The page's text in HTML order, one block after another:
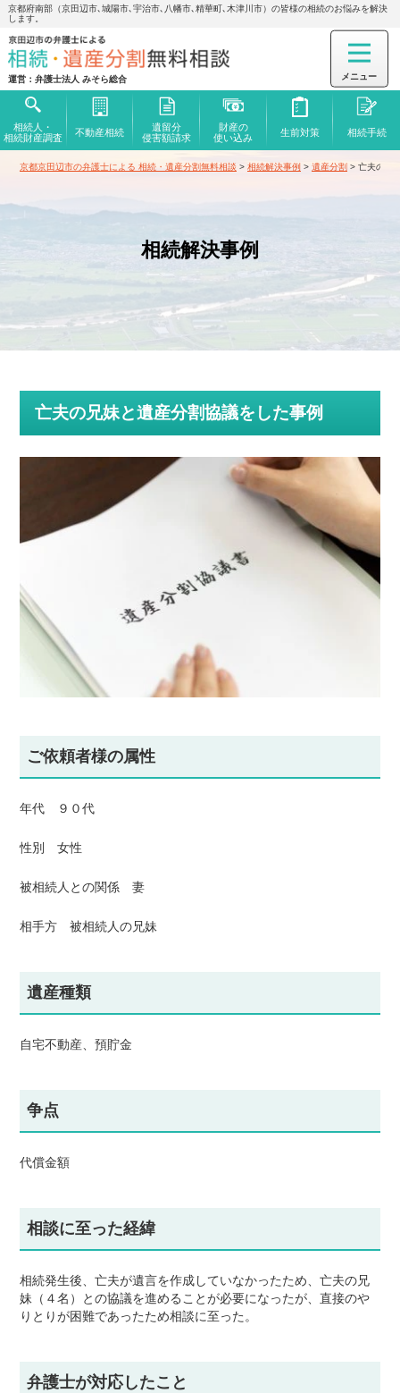
京都府南部（京田辺市､城陽市､宇治市､八幡市､精華町､木津川市）の皆様の相続のお悩みを解決
します。
運営：弁護士法人 みそら総合
相続人・
相続財産調査
不動産相続
遺留分
侵害額請求
財産の
使い込み
生前対策 相続手続
京都京田辺市の弁護士による 相続・遺産分割無料相談 >相続解決事例 >遺産分割 >亡夫の兄
相続解決事例
亡夫の兄妹と遺産分割協議をした事例
ご依頼者様の属性
年代 ９０代
性別 女性
被相続人との関係 妻
相手方 被相続人の兄妹
遺産種類
自宅不動産、預貯金
争点
代償金額
相談に至った経緯
相続発生後、亡夫が遺言を作成していなかったため、亡夫の兄
妹（４名）との協議を進めることが必要になったが、直接のや
りとりが困難であったため相談に至った。
弁護士が対応したこと